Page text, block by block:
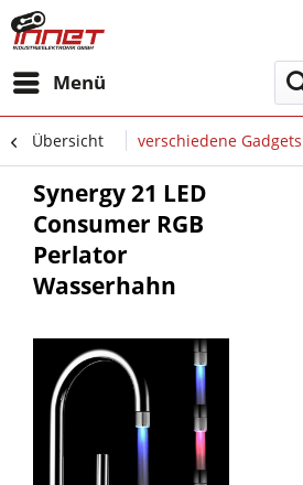
Menü
Übersicht verschiedene Gadgets
Synergy 21 LED
Consumer RGB
Perlator
Wasserhahn